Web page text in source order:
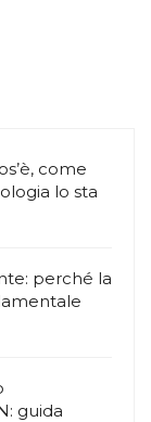
come
lo sta
perché la
guida